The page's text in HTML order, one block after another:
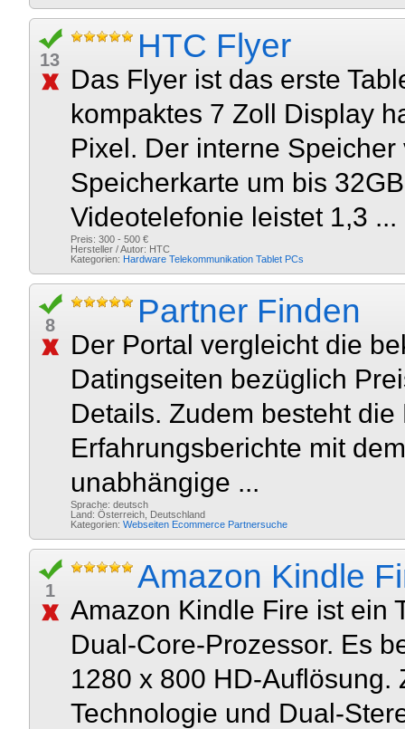
13 HTC Flyer
Das Flyer ist das erste
kompaktes 7 Zoll Display
Pixel. Der interne
Speicherkarte um bis
Videotelefonie leistet 1,3 ...
Preis: 300 - 500 €
Hersteller / Autor: HTC
Kategorien: Hardware Telekommunikation Tablet PCs
8 Partner Finden
Der Portal vergleicht die
Datingseiten bezüglich
Details. Zudem besteht
Erfahrungsberichte mit
unabhängige ...
Sprache: deutsch
Land: Österreich, Deutschland
Kategorien: Webseiten Ecommerce Partnersuche
1 Amazon Kindle
Amazon Kindle Fire ist ein
Dual-Core-Prozessor. Es
1280 x 800 HD-
Technologie und Dual-